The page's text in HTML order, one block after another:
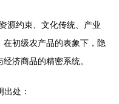
源约束、文化传统、产业
初级农产品的表象下，隐
济商品的精密系统。
处：